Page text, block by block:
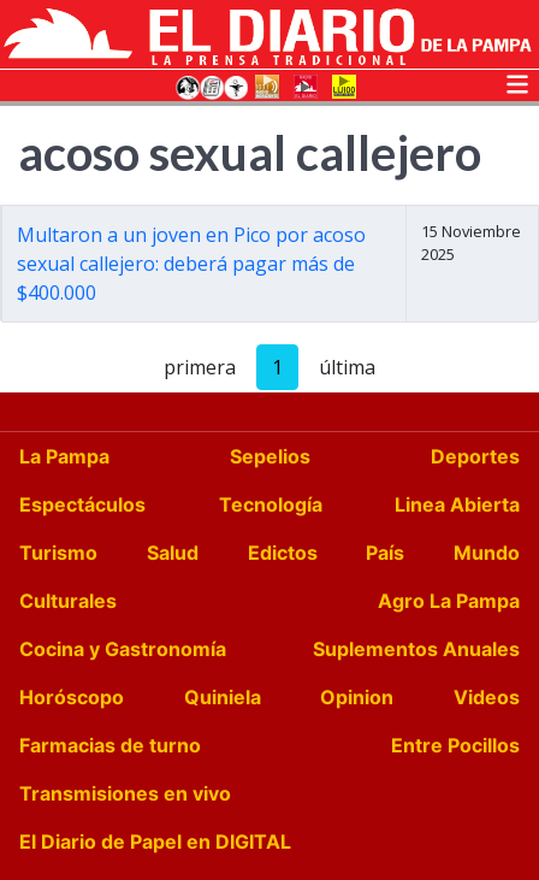
acoso sexual callejero
Multaron a un joven en Pico por acoso
sexual callejero: deberá pagar más de
$400.000
15 Noviembre
2025
primera 1 última
La Pampa Sepelios
Deportes
Espectáculos
Tecnología
Linea Abierta
Turismo
Salud Edictos País
Mundo
Culturales
Agro La Pampa
Cocina y Gastronomía
Suplementos Anuales
Horóscopo
Quiniela Opinion
Videos
Farmacias de turno
Entre Pocillos
Transmisiones en vivo
El Diario de Papel en DIGITAL